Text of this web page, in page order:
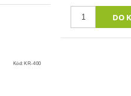
Kód:KR-400